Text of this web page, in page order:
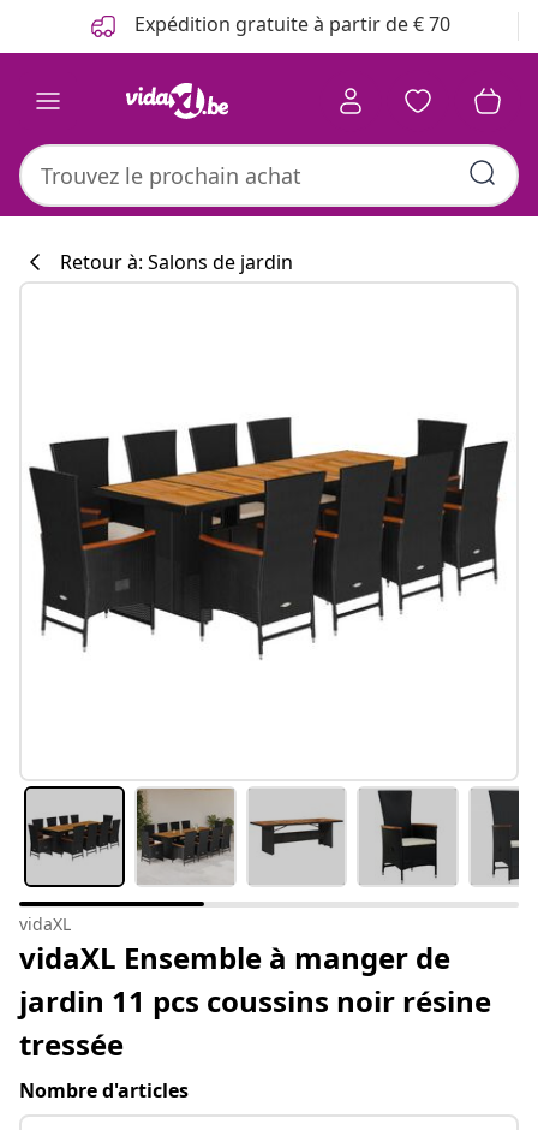
Expédition gratuite à partir de € 70
Retour à: Salons de jardin
vidaXL
vidaXL Ensemble à manger de
jardin 11 pcs coussins noir résine
tressée
Nombre d'articles